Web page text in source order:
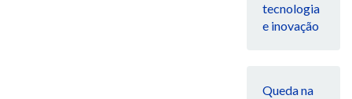
tecnologia
e inovação
Queda na